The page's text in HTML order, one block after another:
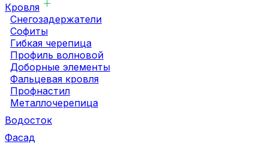
Кровля
Снегозадержатели
Софиты
Гибкая черепица
Профиль волновой
Доборные элементы
Фальцевая кровля
Профнастил
Металлочерепица
Водосток
Фасад